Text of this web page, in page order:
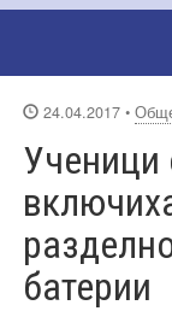
24.04.2017 •
Ученици
батерии